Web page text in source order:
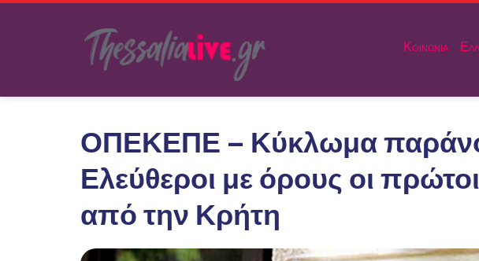
Κοινωνια
ΟΠΕΚΕΠΕ – Κύκλωμα
Ελεύθεροι με όρους οι
από την Κρήτη